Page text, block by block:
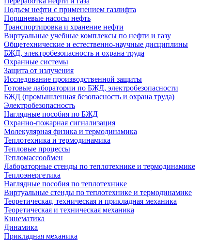
Подъем нефти с применением газлифта
Поршневые насосы нефть
Транспортировка и хранение нефти
Виртуальные учебные комплексы по нефти и газу
Общетехнические и естественно-научные дисциплины
БЖД, электробезопасность и охрана труда
Охранные системы
Защита от излучения
Исследование производственной защиты
Готовые лаборатории по БЖД, электробезопасности
БЖД (промышленная безопасность и охрана труда)
Электробезопасность
Наглядные пособия по БЖД
Охранно-пожарная сигнализация
Молекулярная физика и термодинамика
Теплотехника и термодинамика
Тепловые процессы
Тепломассообмен
Лабораторные стенды по теплотехнике и термодинамике
Теплоэнергетика
Наглядные пособия по теплотехнике
Виртуальные стенды по теплотехнике и термодинамике
Теоретическая, техническая и прикладная механика
Теоретическая и техническая механика
Кинематика
Динамика
Прикладная механика